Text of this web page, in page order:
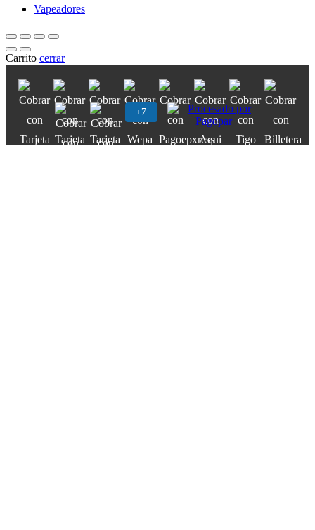
Vapeadores
Carrito cerrar